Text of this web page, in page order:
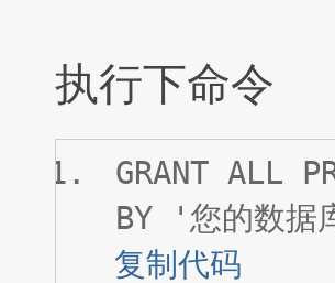
执行下命令
GRANT ALL
BY '您的数据
复制代码